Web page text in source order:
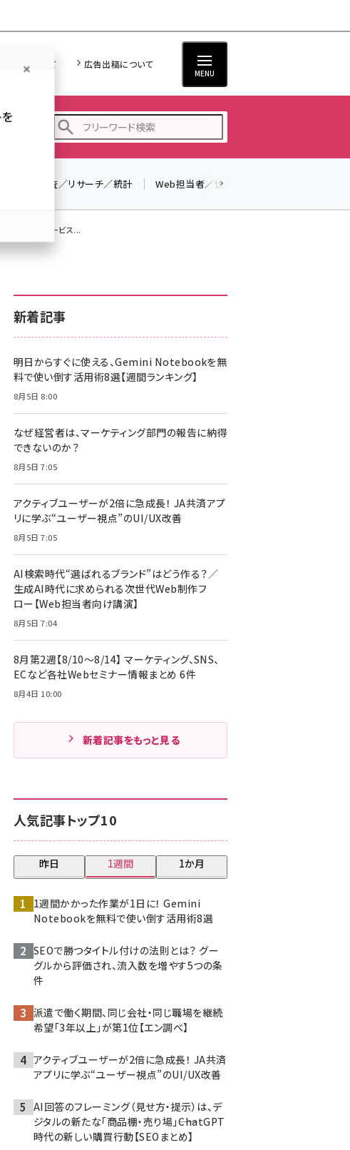
Web担について 広告出稿について
MENU
す
z世代 (1617)
meo (1274)
調査／リサーチ／統計 Web担当者／仕事
うトラベルサービス...
新着記事
明日からすぐに使える、Gemini Notebookを無
料で使い倒す活用術8選【週間ランキング】
8月5日 8:00
なぜ経営者は、マーケティング部門の報告に納得
できないのか？
8月5日 7:05
アクティブユーザーが2倍に急成長！ JA共済アプ
リに学ぶ“ユーザー視点”のUI/UX改善
8月5日 7:05
AI検索時代“選ばれるブランド”はどう作る？／
生成AI時代に求められる次世代Web制作フ
ロー【Web担当者向け講演】
8月5日 7:04
8月第2週【8/10～8/14】 マーケティング、SNS、
ECなど各社Webセミナー情報まとめ 6件
8月4日 10:00
新着記事をもっと見る
人気記事トップ10
昨日 1週間 1か月
1週間かかった作業が1日に！ Gemini
Notebookを無料で使い倒す活用術8選
SEOで勝つタイトル付けの法則とは？ グー
グルから評価され、流入数を増やす5つの条
件
派遣で働く期間、同じ会社・同じ職場を継続
希望「3年以上」が第1位【エン調べ】
アクティブユーザーが2倍に急成長！ JA共済
アプリに学ぶ“ユーザー視点”のUI/UX改善
AI回答のフレーミング（見せ方・提示）は、デ
ジタルの新たな「商品棚・売り場」――ChatGPT
時代の新しい購買行動【SEOまとめ】